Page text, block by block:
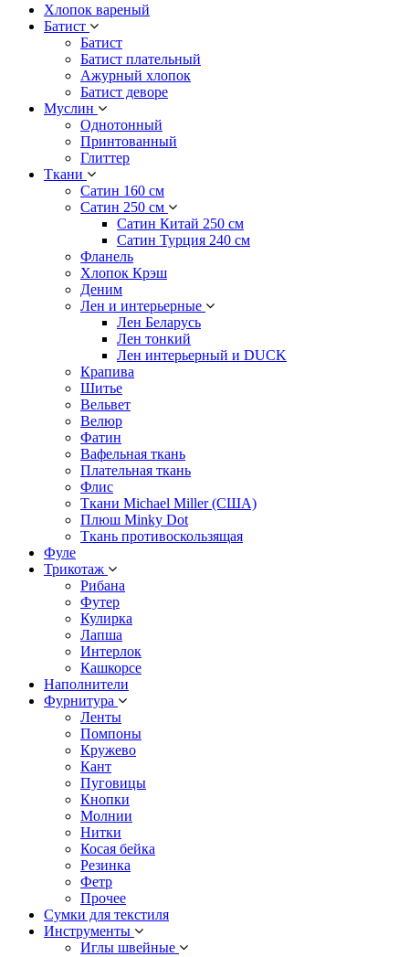
Хлопок вареный
Батист
Батист
Батист плательный
Ажурный хлопок
Батист деворе
Муслин
Однотонный
Принтованный
Глиттер
Ткани
Сатин 160 см
Сатин 250 см
Сатин Китай 250 см
Сатин Турция 240 см
Фланель
Хлопок Крэш
Деним
Лен и интерьерные
Лен Беларусь
Лен тонкий
Лен интерьерный и DUCK
Крапива
Шитье
Вельвет
Велюр
Фатин
Вафельная ткань
Плательная ткань
Флис
Ткани Michael Miller (США)
Плюш Minky Dot
Ткань противоскользящая
Фуле
Трикотаж
Рибана
Футер
Кулирка
Лапша
Интерлок
Кашкорсе
Наполнители
Фурнитура
Ленты
Помпоны
Кружево
Кант
Пуговицы
Кнопки
Молнии
Нитки
Косая бейка
Резинка
Фетр
Прочее
Сумки для текстиля
Инструменты
Иглы швейные